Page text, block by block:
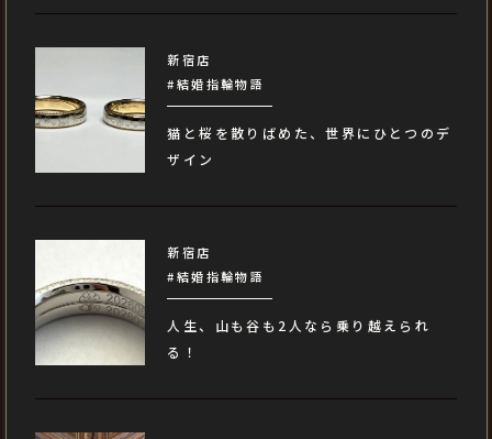
新宿店
#結婚指輪物語
猫と桜を散りばめた、世界にひとつのデ
ザイン
新宿店
#結婚指輪物語
人生、山も谷も2人なら乗り越えられ
る！